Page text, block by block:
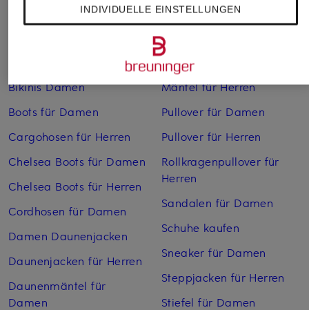
Bikinis Damen
Boots für Damen
Cargohosen für Herren
Chelsea Boots für Damen
Chelsea Boots für Herren
Cordhosen für Damen
Damen Daunenjacken
Daunenjacken für Herren
Daunenmäntel für
Damen
Mäntel für Herren
Pullover für Damen
Pullover für Herren
Rollkragenpullover für
Herren
Sandalen für Damen
Schuhe kaufen
Sneaker für Damen
Steppjacken für Herren
Stiefel für Damen
INDIVIDUELLE EINSTELLUNGEN